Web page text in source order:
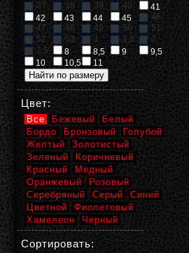
37
38 39 40
41
42
43 44 45
46
47
48 49 50
51
52
53 1 1,5
2
2,5
8 8,5 9
9,5
10
10,5 11
Цвет:
Все Бежевый
Белый
Бордо
Бронзовый
Голубой
Желтый
Золотистый
Зеленый
Коричневый
Красный
Медный
Оранжевый
Розовый
Серебряный
Серый
Синий
Цветной
Фиолетовый
Хамелеон
Черный
Сортировать: